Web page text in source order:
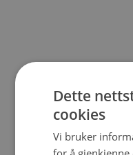
Dette
cookies
Vi bruker